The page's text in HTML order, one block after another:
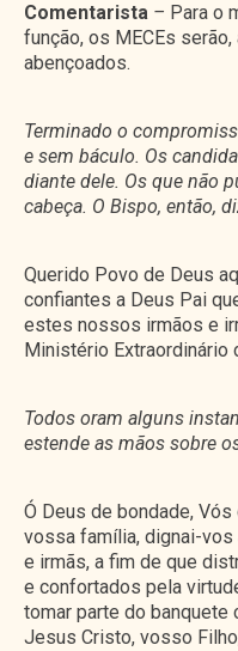
Comentarista – Para o
função, os MECEs
abençoados.
Terminado o
e sem báculo. Os
diante dele. Os que não
cabeça. O Bispo, então,
Querido Povo de Deus
confiantes a Deus Pai
estes nossos irmãos e
Ministério Extraordinário
Todos oram alguns
estende as mãos sobre
Ó Deus de bondade,
vossa família, dignai-
e irmãs, a fim de que
e confortados pela
tomar parte do
Jesus Cristo, vosso